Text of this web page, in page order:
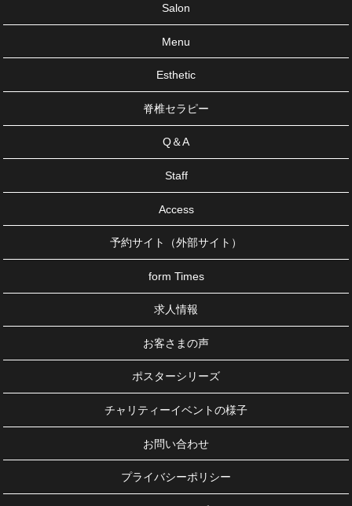
Salon
Menu
Esthetic
脊椎セラピー
Q＆A
Staff
Access
予約サイト（外部サイト）
form Times
求人情報
お客さまの声
ポスターシリーズ
チャリティーイベントの様子
お問い合わせ
プライバシーポリシー